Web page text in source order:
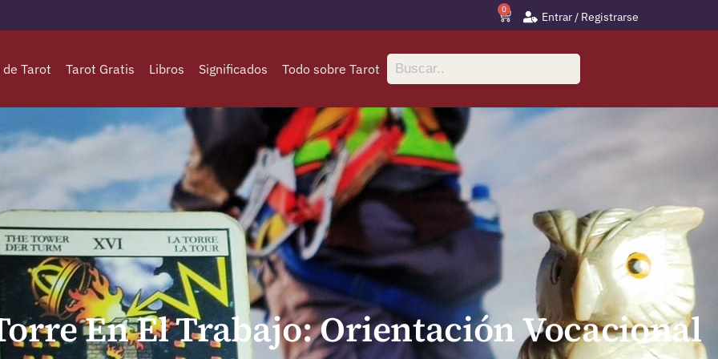
0
Entrar / Registrarse
Tarot Tarot Gratis Libros Significados Todo sobre Tarot
En El Trabajo: Orientación Vocacional